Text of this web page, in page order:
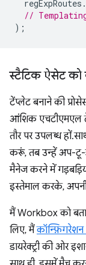
regExpRoutes .
//
);
स्टैटिक ऐसेट को
टेंप्लेट बनाने की
आंशिक एचटीएमएल
तौर पर उपलब्ध हों.
करूं, तब उन्हें अप-टू-
मैनेज करने में
इस्तेमाल करके,
मैं Workbox को
लिए, मैं
डायरेक्ट्री की ओर